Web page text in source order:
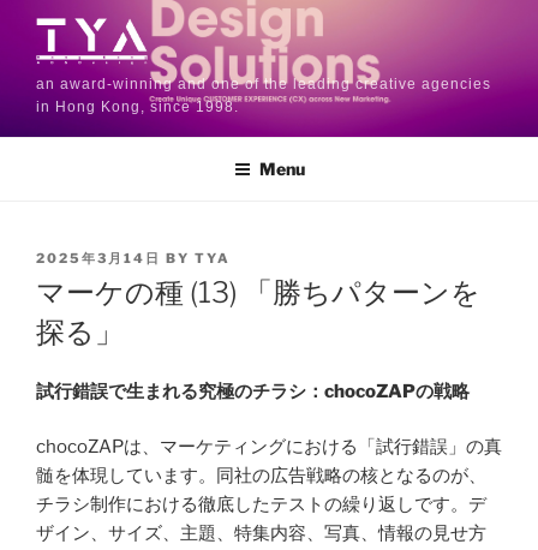
an award-winning and one of the leading creative agencies
in Hong Kong, since 1998.
Menu
2025年3月14日 BY TYA
マーケの種 (13) 「勝ちパターンを
探る」
試行錯誤で生まれる究極のチラシ：chocoZAPの戦略
chocoZAPは、マーケティングにおける「試行錯誤」の真
髄を体現しています。同社の広告戦略の核となるのが、
チラシ制作における徹底したテストの繰り返しです。デ
ザイン、サイズ、主題、特集内容、写真、情報の見せ方